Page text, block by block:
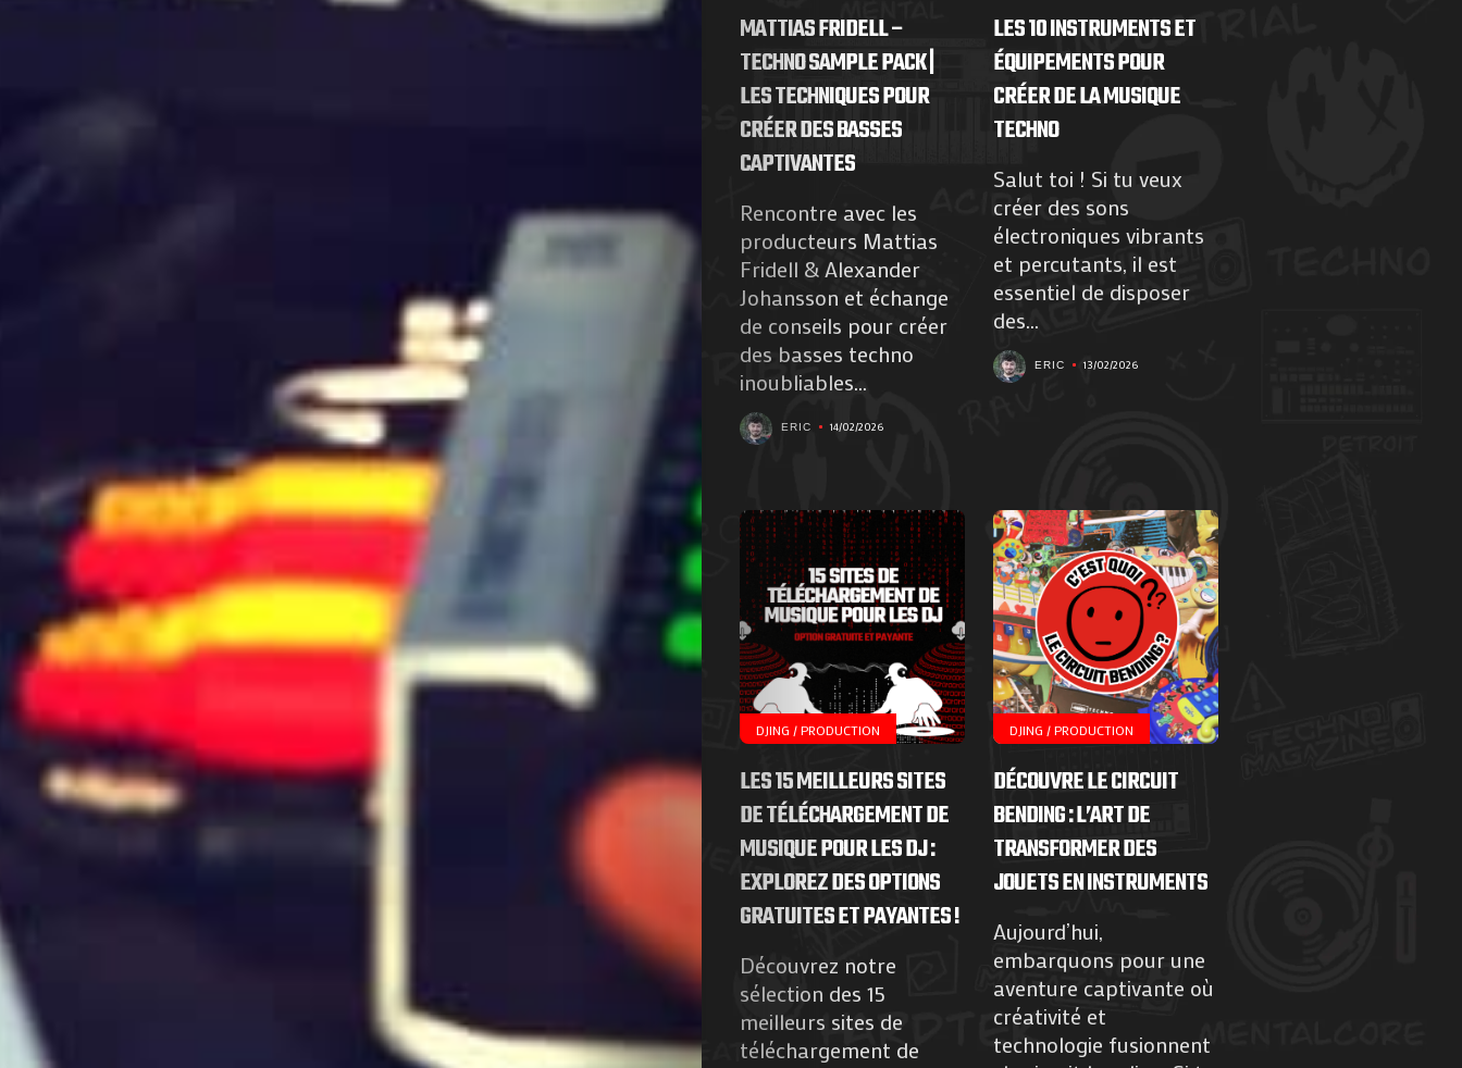
MATTIAS FRIDELL –
TECHNO SAMPLE PACK |
LES TECHNIQUES POUR
CRÉER DES BASSES
CAPTIVANTES
Rencontre avec les
producteurs Mattias
Fridell & Alexander
Johansson et échange
de conseils pour créer
des basses techno
inoubliables...
ERIC 14/02/2026
LES 10 INSTRUMENTS ET
ÉQUIPEMENTS POUR
CRÉER DE LA MUSIQUE
TECHNO
Salut toi ! Si tu veux
créer des sons
électroniques vibrants
et percutants, il est
essentiel de disposer
des...
ERIC 13/02/2026
DJING / PRODUCTION
LES 15 MEILLEURS SITES
DE TÉLÉCHARGEMENT DE
MUSIQUE POUR LES DJ :
EXPLOREZ DES OPTIONS
GRATUITES ET PAYANTES !
Découvrez notre
sélection des 15
meilleurs sites de
téléchargement de
DJING / PRODUCTION
DÉCOUVRE LE CIRCUIT
BENDING : L’ART DE
TRANSFORMER DES
JOUETS EN INSTRUMENTS
Aujourd’hui,
embarquons pour une
aventure captivante où
créativité et
technologie fusionnent